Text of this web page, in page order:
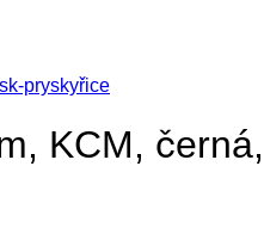
KCM,